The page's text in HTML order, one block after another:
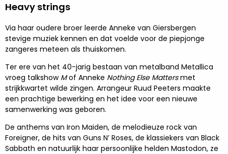
Heavy strings
Via haar oudere broer leerde Anneke van Giersbergen
stevige muziek kennen en dat voelde voor de piepjonge
zangeres meteen als thuiskomen.
Ter ere van het 40-jarig bestaan van metalband Metallica
vroeg talkshow Mof Anneke Nothing Else Mattersmet
strijkkwartet wilde zingen. Arrangeur Ruud Peeters maakte
een prachtige bewerking en het idee voor een nieuwe
samenwerking was geboren.
De anthems van Iron Maiden, de melodieuze rock van
Foreigner, de hits van Guns N’ Roses, de klassiekers van Black
Sabbath en natuurlijk haar persoonlijke helden Mastodon, ze